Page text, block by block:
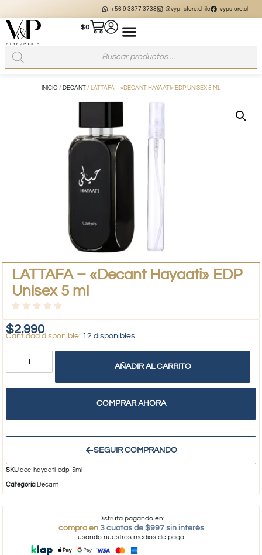
+56 9 3877 3738 @vyp_store.chile vypstore.cl
$0
INICIO / DECANT / LATTAFA – «DECANT HAYAATI» EDP UNISEX 5 ML
LATTAFA – «Decant Hayaati» EDP
Unisex 5 ml
$2.990 12 disponibles
AÑADIR AL CARRITO
COMPRAR AHORA
SEGUIR COMPRANDO
SKUdec-hayaati-edp-5ml
Categoría Decant
Disfruta pagando en:
compra en 3 cuotas de $997 sin interés
usando nuestros medios de pago